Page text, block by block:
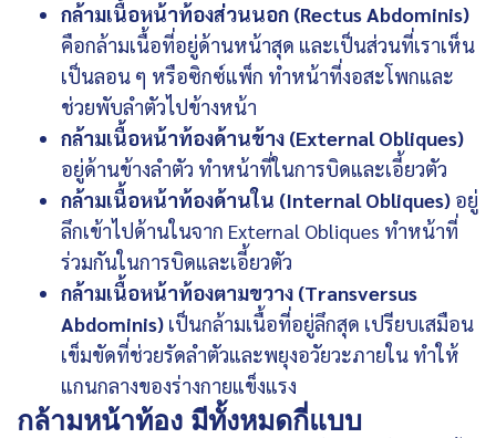
กล้ามเนื้อหน้าท้องส่วนนอก (Rectus Abdominis)
คือกล้ามเนื้อที่อยู่ด้านหน้าสุด และเป็นส่วนที่เราเห็น
เป็นลอน ๆ หรือซิกซ์แพ็ก ทำหน้าที่งอสะโพกและ
ช่วยพับลำตัวไปข้างหน้า
กล้ามเนื้อหน้าท้องด้านข้าง (External Obliques)
อยู่ด้านข้างลำตัว ทำหน้าที่ในการบิดและเอี้ยวตัว
กล้ามเนื้อหน้าท้องด้านใน (Internal Obliques) อยู่
ลึกเข้าไปด้านในจาก External Obliques ทำหน้าที่
ร่วมกันในการบิดและเอี้ยวตัว
กล้ามเนื้อหน้าท้องตามขวาง (Transversus
Abdominis) เป็นกล้ามเนื้อที่อยู่ลึกสุด เปรียบเสมือน
เข็มขัดที่ช่วยรัดลำตัวและพยุงอวัยวะภายใน ทำให้
แกนกลางของร่างกายแข็งแรง
กล้ามหน้าท้อง มีทั้งหมดกี่แบบ